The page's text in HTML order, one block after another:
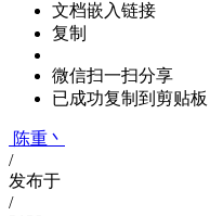
文档嵌入链接
复制
微信扫一扫分享
已成功复制到剪贴板
陈重丶
/
发布于
/